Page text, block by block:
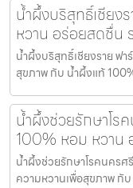
น้ำผึ้งบริสุทธิ์เชียง
หวาน อร่อยสดชื่น
น้ำผึ้งบริสุทธิ์เชียงราย ฟ
สุขภาพ กับ น้ำผึ้งแท้
น้ำผึ้งช่วยรักษาโร
100% หอม หวาน
น้ำผึ้งช่วยรักษาโรคนครศ
ความหวานเพื่อสุขภาพ กั